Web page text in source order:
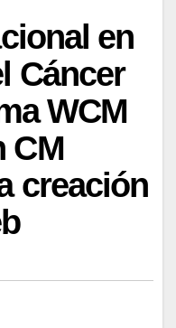
en
Cáncer
WCM
CM
creación